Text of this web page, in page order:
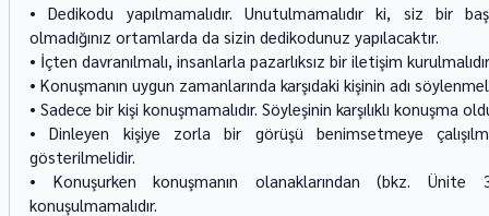
• Dedikodu yapılmamalıdır. Unutulmamalıdır ki, siz bir
olmadığınız ortamlarda da sizin dedikodunuz yapılacaktır.
• İçten davranılmalı, insanlarla pazarlıksız bir iletişim
• Konuşmanın uygun zamanlarında karşıdaki kişinin adı
• Sadece bir kişi konuşmamalıdır. Söyleşinin karşılıklı konuşma
• Dinleyen kişiye zorla bir görüşü benimsetmeye
gösterilmelidir.
• Konuşurken konuşmanın olanaklarından (bkz. Ünite
konuşulmamalıdır.